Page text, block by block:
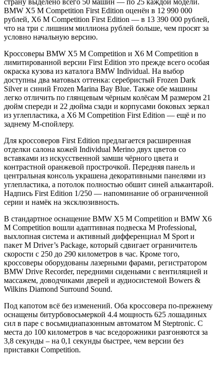
BMW X5 M Competition First Edition оценён в 12 990 000
рублей, X6 M Competition First Edition — в 13 390 000 рублей,
что на три с лишним миллиона рублей больше, чем просят за
условно начальную версию.
Кроссоверы BMW X5 M Competition и X6 M Competition в
лимитированной версии First Edition это прежде всего особая
окраска кузова из каталога BMW Individual. На выбор
доступны два матовых оттенка: серебристый Frozen Dark
Silver и синий Frozen Marina Bay Blue. Также обе машины
легко отличить по глянцевым чёрным колёсам M размером 21
дюйм спереди и 22 дюйма сзади и корпусами боковых зеркал
из углепластика, а X6 M Competition First Edition — ещё и по
заднему M-спойлеру.
Для кроссоверов First Edition предлагается расширенная
отделки салона кожей Individual Merino двух цветов со
вставками из искусственной замши чёрного цвета и
контрастной оранжевой прострочкой. Передняя панель и
центральная консоль украшена декоративными панелями из
углепластика, а потолок полностью обшит синей алькантарой.
Надпись First Edition 1/250 — напоминание об ограниченной
серии и намёк на эксклюзивность.
В стандартное оснащение BMW X5 M Competition и BMW X6
M Competition вошли адаптивная подвеска M Professional,
выхлопная система и активный дифференциал M Sport и
пакет M Driver’s Package, который сдвигает ограничитель
скорости с 250 до 290 километров в час. Кроме того,
кроссоверы оборудованы лазерными фарами, регистратором
BMW Drive Recorder, передними сиденьями с вентиляцией и
массажем, доводчиками дверей и аудиосистемой Bowers &
Wilkins Diamond Surround Sound.
Под капотом всё без изменений. Оба кроссовера по-прежнему
оснащены битурбовосьмеркой 4.4 мощность 625 лошадиных
сил в паре с восьмидиапазонным автоматом M Steptronic. С
места до 100 километров в час вседорожники разгоняются за
3,8 секунды – на 0,1 секунды быстрее, чем версии без
приставки Competition.